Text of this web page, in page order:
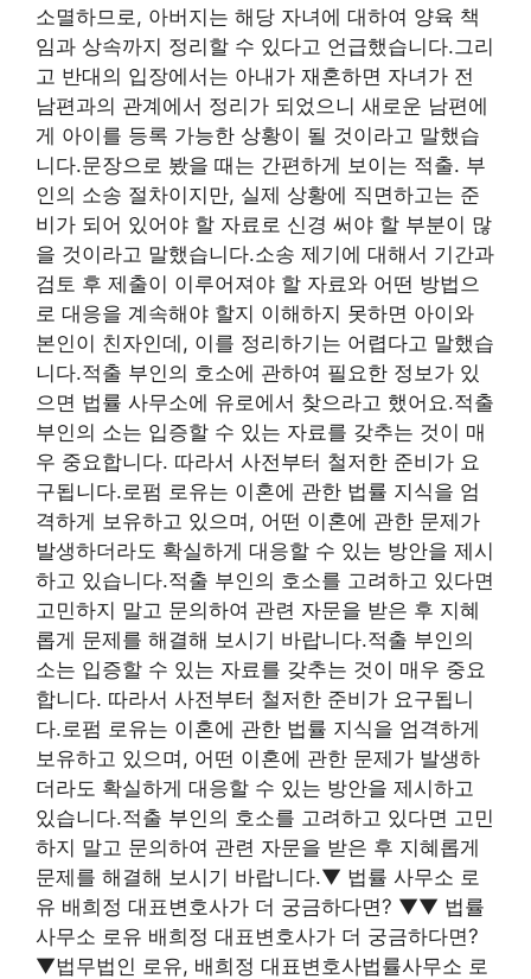
소멸하므로, 아버지는 해당 자녀에 대하여 양육 책
임과 상속까지 정리할 수 있다고 언급했습니다.그리
고 반대의 입장에서는 아내가 재혼하면 자녀가 전
남편과의 관계에서 정리가 되었으니 새로운 남편에
게 아이를 등록 가능한 상황이 될 것이라고 말했습
니다.문장으로 봤을 때는 간편하게 보이는 적출. 부
인의 소송 절차이지만, 실제 상황에 직면하고는 준
비가 되어 있어야 할 자료로 신경 써야 할 부분이 많
을 것이라고 말했습니다.소송 제기에 대해서 기간과
검토 후 제출이 이루어져야 할 자료와 어떤 방법으
로 대응을 계속해야 할지 이해하지 못하면 아이와
본인이 친자인데, 이를 정리하기는 어렵다고 말했습
니다.적출 부인의 호소에 관하여 필요한 정보가 있
으면 법률 사무소에 유로에서 찾으라고 했어요.적출
부인의 소는 입증할 수 있는 자료를 갖추는 것이 매
우 중요합니다. 따라서 사전부터 철저한 준비가 요
구됩니다.로펌 로유는 이혼에 관한 법률 지식을 엄
격하게 보유하고 있으며, 어떤 이혼에 관한 문제가
발생하더라도 확실하게 대응할 수 있는 방안을 제시
하고 있습니다.적출 부인의 호소를 고려하고 있다면
고민하지 말고 문의하여 관련 자문을 받은 후 지혜
롭게 문제를 해결해 보시기 바랍니다.적출 부인의
소는 입증할 수 있는 자료를 갖추는 것이 매우 중요
합니다. 따라서 사전부터 철저한 준비가 요구됩니
다.로펌 로유는 이혼에 관한 법률 지식을 엄격하게
보유하고 있으며, 어떤 이혼에 관한 문제가 발생하
더라도 확실하게 대응할 수 있는 방안을 제시하고
있습니다.적출 부인의 호소를 고려하고 있다면 고민
하지 말고 문의하여 관련 자문을 받은 후 지혜롭게
문제를 해결해 보시기 바랍니다.▼ 법률 사무소 로
유 배희정 대표변호사가 더 궁금하다면? ▼▼ 법률
사무소 로유 배희정 대표변호사가 더 궁금하다면?
▼법무법인 로유, 배희정 대표변호사법률사무소 로